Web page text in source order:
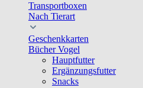
Transportboxen
Nach Tierart
Geschenkkarten
Bücher Vogel
Hauptfutter
Ergänzungsfutter
Snacks